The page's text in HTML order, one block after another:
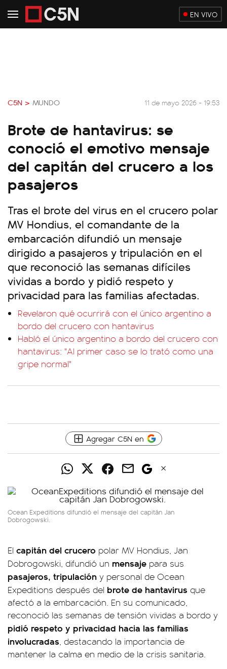
EN VIVO
C5N > MUNDO 11 de mayo 2026 - 19:53
Brote de hantavirus: se
conoció el emotivo mensaje
del capitán del crucero a los
pasajeros
Tras el brote del virus en el crucero polar
MV Hondius, el comandante de la
embarcación difundió un mensaje
dirigido a pasajeros y tripulación en el
que reconoció las semanas difíciles
vividas a bordo y pidió respeto y
privacidad para las familias afectadas.
Revelaron qué ocurrirá con el único argentino a
bordo del crucero con hantavirus
Habló el único argentino a bordo del crucero con
hantavirus: "Al primer caso se lo trató como una
gripe normal"
Agregar C5N en
Ocean Expeditions difundió el mensaje del capitán Jan
Dobrogowski.
El capitán del crucero polar MV Hondius, Jan
Dobrogowski, difundió un mensaje para sus
pasajeros, tripulación y personal de Ocean
Expeditions después del brote de hantavirus que
afectó a la embarcación. En su comunicado,
reconoció las semanas de tensión vividas a bordo y
pidió respeto y privacidad hacia las familias
involucradas, destacando la importancia de
mantener la calma en medio de la crisis sanitaria.